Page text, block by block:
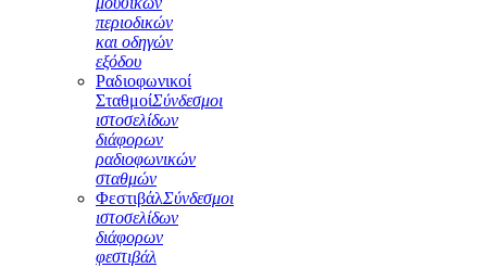
περιοδικών
και οδηγών
εξόδου
Ραδιοφωνικοί
ΣταθμοίΣύνδεσμοι
ιστοσελίδων
διάφορων
ραδιοφωνικών
σταθμών
ΦεστιβάλΣύνδεσμοι
ιστοσελίδων
διάφορων
φεστιβάλ